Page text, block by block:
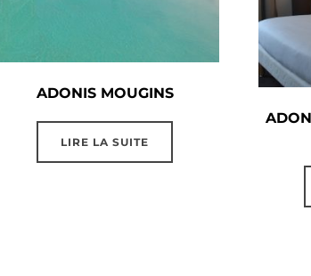
ADONIS MOUGINS
LIRE LA SUITE